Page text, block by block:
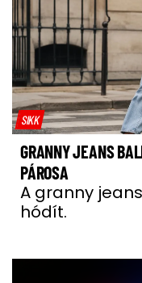
SIKK
GRANNY JEANS
PÁROSA
A granny
hódít.